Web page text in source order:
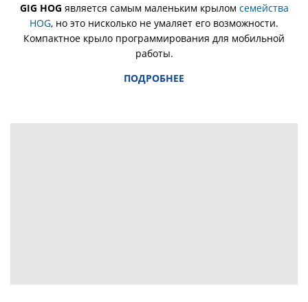
GIG HOG является самым маленьким крылом семейства
HOG, но это нисколько не умаляет его возможности.
Компактное крыло программирования для мобильной
работы.
ПОДРОБНЕЕ